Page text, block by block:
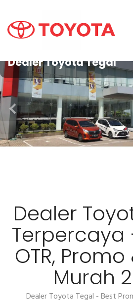
Dealer Toyota Tegal
Dealer
Terpercaya
OTR,
Murah
Dealer Toyota Tegal - Best